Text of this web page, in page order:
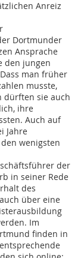
Anreiz
Dortmunder
Ansprache
den jungen
man früher
musste,
dürften sie auch
ihre
Auch auf
Jahre
wenigsten
der
in seiner Rede
des
über eine
Im
finden in